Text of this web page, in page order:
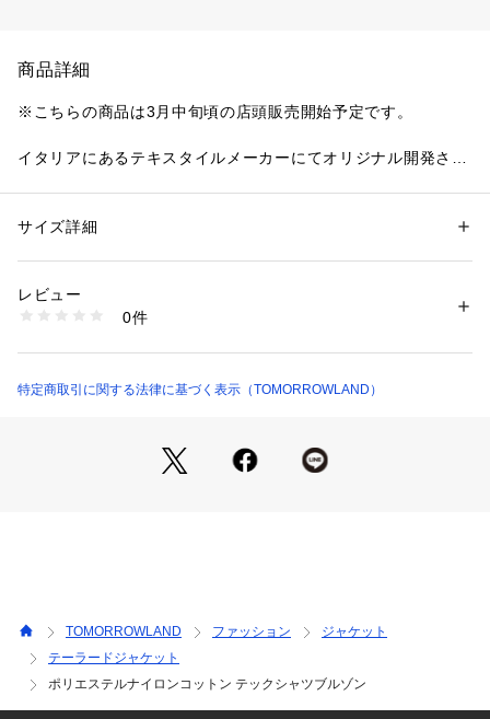
商品詳細
※こちらの商品は3月中旬頃の店頭販売開始予定です。
イタリアにあるテキスタイルメーカーにてオリジナル開発され
タテ糸にポリエステルを使用することで上品なツヤのある軽量
生地の表情にアクセントをつけています。
ミドル丈のテックシャツブルゾン。
ニンさをだしたいときにはきつく絞ってメリハリをつけて着こ
甘さと辛さの絶妙なバランスをお楽しみいただける〈DES PR
ES〉ならではのアイテム。
手洗い：不可
裏地：なし
※商品の色味は、商品単体または素材アップ画像をご確認くだ
性別：レディース
素材：ポリエステル47％　ナイロン31％　コットン22％
洗濯：手洗い、漂白不可、タンブル乾燥不可、自然乾燥、アイロン仕上げ
可、ドライ可、ウエットクリーニング可
商品番号：1095000027765 （モール）
サイズ詳細
レビュー
0件
特定商取引に関する法律に基づく表示（TOMORROWLAND）
TOMORROWLAND ファッション
ジャケット
テーラードジャケット
ポリエステルナイロンコットン テックシャツブルゾン